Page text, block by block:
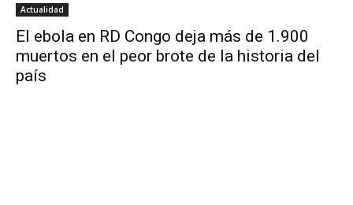
Actualidad
El ebola en RD Congo deja más de 1.900
muertos en el peor brote de la historia del
país